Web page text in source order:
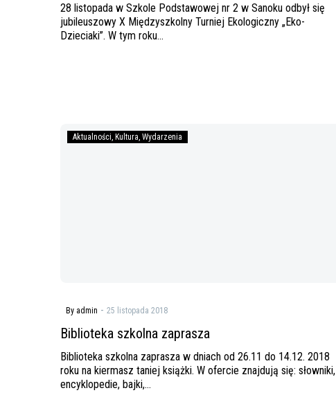
28 listopada w Szkole Podstawowej nr 2 w Sanoku odbył się
jubileuszowy X Międzyszkolny Turniej Ekologiczny „Eko-
Dzieciaki”. W tym roku…
Aktualności Kultura Wydarzenia
By admin - 25 listopada 2018
Biblioteka szkolna zaprasza
Biblioteka szkolna zaprasza w dniach od 26.11 do 14.12. 2018
roku na kiermasz taniej książki. W ofercie znajdują się: słowniki,
encyklopedie, bajki,…